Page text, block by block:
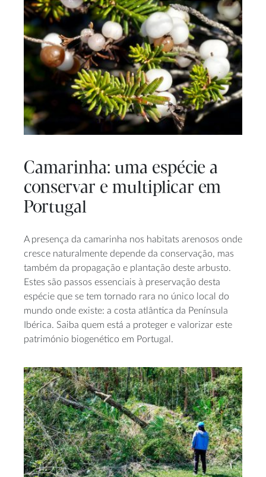
Camarinha: uma espécie a
conservar e multiplicar em
Portugal
A presença da camarinha nos habitats arenosos onde
cresce naturalmente depende da conservação, mas
também da propagação e plantação deste arbusto.
Estes são passos essenciais à preservação desta
espécie que se tem tornado rara no único local do
mundo onde existe: a costa atlântica da Península
Ibérica. Saiba quem está a proteger e valorizar este
património biogenético em Portugal.